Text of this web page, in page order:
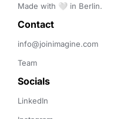
Made with 🤍 in Berlin.
Contact
info@joinimagine.com
Team
Socials
LinkedIn